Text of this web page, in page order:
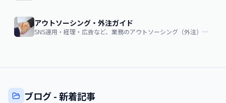
アウトソーシング・外注ガイド
SNS運用・経理・広告など、業務のアウトソーシング（外注）を検討する企業・個人向け。費用相場・依頼の流れ・失敗しない選び方
ブログ - 新着記事